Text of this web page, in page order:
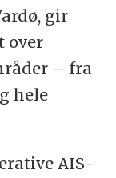
gir
over
– fra
hele
AIS-